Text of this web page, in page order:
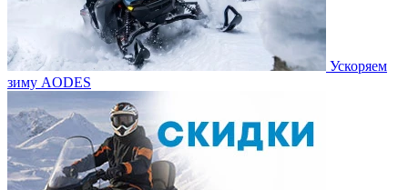
Ускоряем
зиму AODES